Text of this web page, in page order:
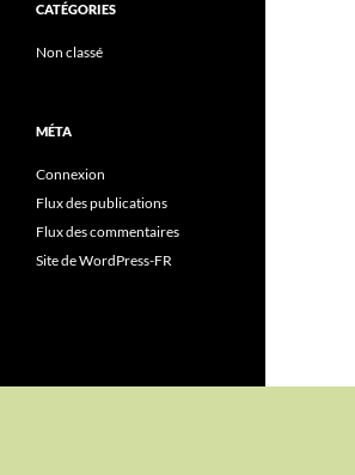
CATÉGORIES
Non classé
MÉTA
Connexion
Flux des publications
Flux des commentaires
Site de WordPress-FR